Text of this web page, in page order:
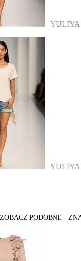
YULIYA
YULIYA
ZOBACZ PODOBNE -